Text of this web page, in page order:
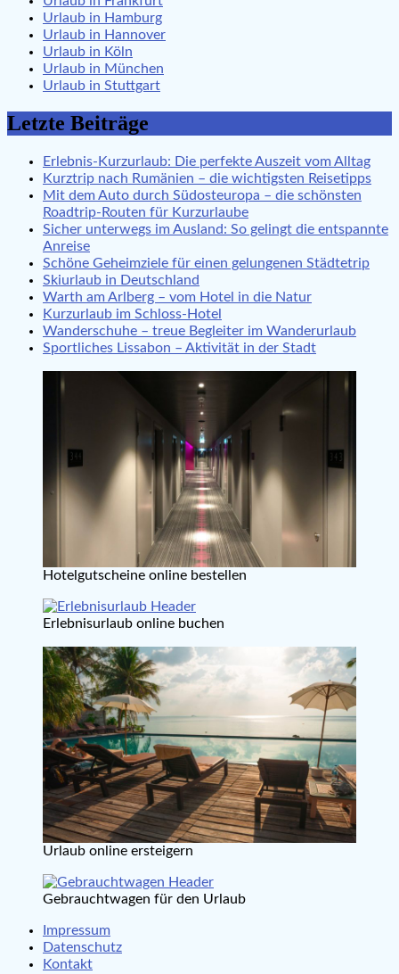
Urlaub in Hamburg
Urlaub in Hannover
Urlaub in Köln
Urlaub in München
Urlaub in Stuttgart
Letzte Beiträge
Erlebnis-Kurzurlaub: Die perfekte Auszeit vom Alltag
Kurztrip nach Rumänien – die wichtigsten Reisetipps
Mit dem Auto durch Südosteuropa – die schönsten
Roadtrip-Routen für Kurzurlaube
Sicher unterwegs im Ausland: So gelingt die entspannte
Anreise
Schöne Geheimziele für einen gelungenen Städtetrip
Skiurlaub in Deutschland
Warth am Arlberg – vom Hotel in die Natur
Kurzurlaub im Schloss-Hotel
Wanderschuhe – treue Begleiter im Wanderurlaub
Sportliches Lissabon – Aktivität in der Stadt
Hotelgutscheine online bestellen
Erlebnisurlaub online buchen
Urlaub online ersteigern
Gebrauchtwagen für den Urlaub
Impressum
Datenschutz
Kontakt